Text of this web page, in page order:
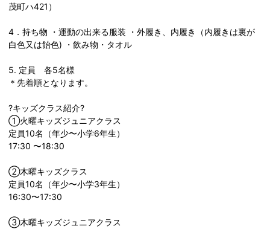
茂町ハ421）
4．持ち物 ・運動の出来る服装 ・外履き、内履き（内履きは裏が
白色又は飴色) ・飲み物・タオル
5. 定員 各5名様
＊先着順となります。
?キッズクラス紹介?
①火曜キッズジュニアクラス
定員10名（年少〜小学6年生）
17:30 〜18:30
②木曜キッズクラス
定員10名（年少〜小学3年生）
16:30〜17:30
③木曜キッズジュニアクラス